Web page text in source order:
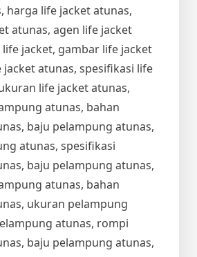
harga life jacket atunas,
atunas, agen life jacket
jacket, gambar life jacket
atunas, spesifikasi life
life jacket atunas,
atunas, bahan
baju pelampung atunas,
atunas, spesifikasi
baju pelampung atunas,
atunas, bahan
ukuran pelampung
atunas, rompi
baju pelampung atunas,